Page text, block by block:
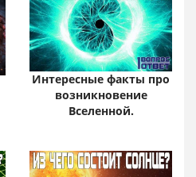
Интересные факты про
возникновение
Вселенной.